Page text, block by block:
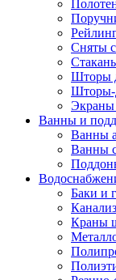
Сняты с
Шторы
Шторы-
Ванны и
Ванны
Ванны
Баки и
Краны